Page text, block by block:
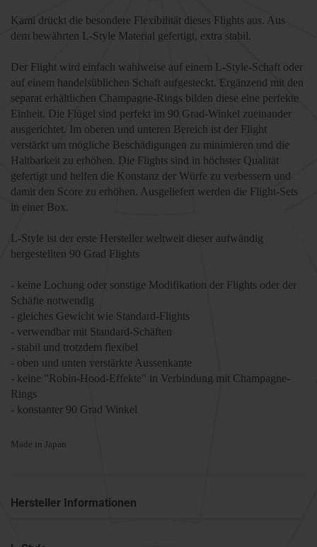
Kami drückt die besondere Flexibilität dieses Flights aus. Aus
dem bewährten L-Style Material gefertigt, extra stabil.
Der Flight wird einfach wahlweise auf einem L-Style-Schaft oder
auf einem handelsüblichen Schaft aufgesteckt. Ergänzend mit den
separat erhältlichen Champagne-Rings bilden diese eine perfekte
Einheit. Die Flügel sind perfekt im 90 Grad-Winkel zueinander
ausgerichtet. Im oberen und unteren Bereich ist der Flight
verstärkt um mögliche Beschädigungen zu minimieren und die
Haltbarkeit zu erhöhen. Die Flights sind in höchster Qualität
gefertigt und helfen die Konstanz der Würfe zu verbessern und
damit den Score zu erhöhen. Ausgeliefert werden die Flight-Sets
in einer Box.
L-Style ist der erste Hersteller weltweit dieser aufwändig
hergestellten 90 Grad Flights
- keine Lochung oder sonstige Modifikation der Flights oder der
Schäfte notwendig
- gleiches Gewicht wie Standard-Flights
- verwendbar mit Standard-Schäften
- stabil und trotzdem flexibel
- oben und unten verstärkte Aussenkante
- keine "Robin-Hood-Effekte" in Verbindung mit Champagne-
Rings
- konstanter 90 Grad Winkel
Made in Japan
Hersteller Informationen